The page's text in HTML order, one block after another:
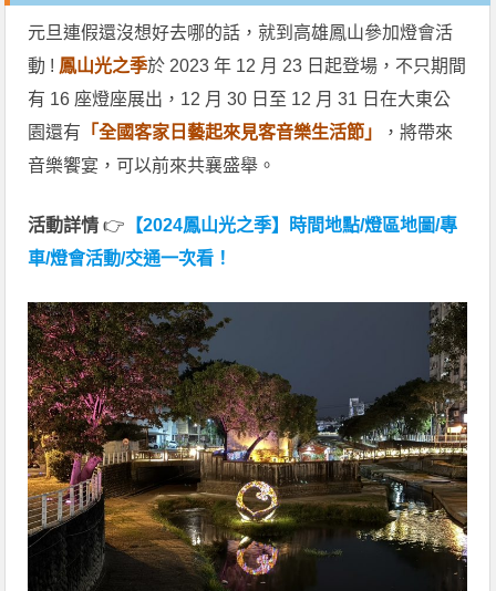
元旦連假還沒想好去哪的話，就到高雄鳳山參加燈會活
動 ! 鳳山光之季於 2023 年 12 月 23 日起登場，不只期間
有 16 座燈座展出，12 月 30 日至 12 月 31 日在大東公
園還有 「全國客家日藝起來見客音樂生活節」
，將帶來
音樂饗宴，可以前來共襄盛舉。
活動詳情👉 【2024鳳山光之季】時間地點/燈區地圖/專
車/燈會活動/交通一次看！